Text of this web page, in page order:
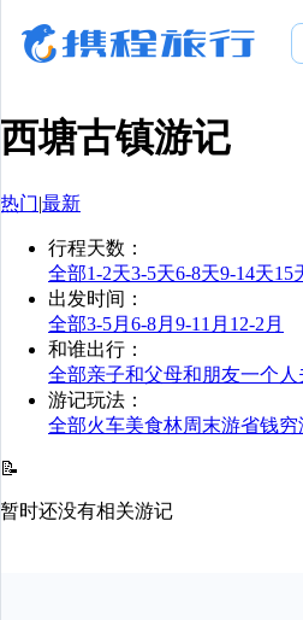
西塘古镇游记
热门|最新
行程天数 ：
全部1-2天3-5天6-8天9-14天15
出发时间 ：
全部3-5月 6-8月 9-11月 12-2月
和谁出行 ：
全部亲子和父母和朋友一个人
游记玩法 ：
全部火车美食林周末游省钱穷
📝
暂时还没有相关游记